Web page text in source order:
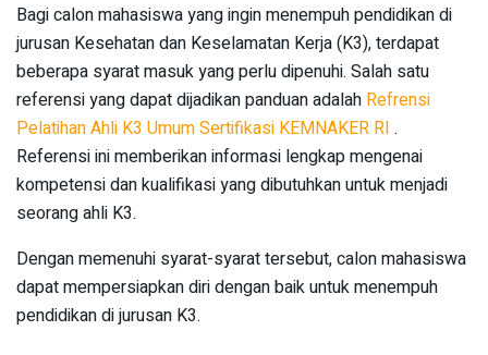
Bagi calon mahasiswa yang ingin menempuh pendidikan di
jurusan Kesehatan dan Keselamatan Kerja (K3), terdapat
beberapa syarat masuk yang perlu dipenuhi. Salah satu
referensi yang dapat dijadikan panduan adalah Refrensi
Pelatihan Ahli K3 Umum Sertifikasi KEMNAKER RI .
Referensi ini memberikan informasi lengkap mengenai
kompetensi dan kualifikasi yang dibutuhkan untuk menjadi
seorang ahli K3.
Dengan memenuhi syarat-syarat tersebut, calon mahasiswa
dapat mempersiapkan diri dengan baik untuk menempuh
pendidikan di jurusan K3.